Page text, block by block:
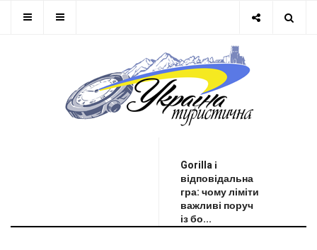
Gorilla і
відповідальна
гра: чому ліміти
важливі поруч
із бо...